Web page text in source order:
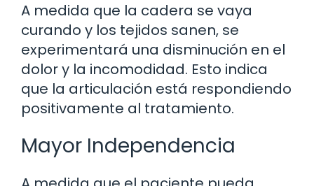
A medida que la cadera se vaya
curando y los tejidos sanen, se
experimentará una disminución en el
dolor y la incomodidad. Esto indica
que la articulación está respondiendo
positivamente al tratamiento.
Mayor Independencia